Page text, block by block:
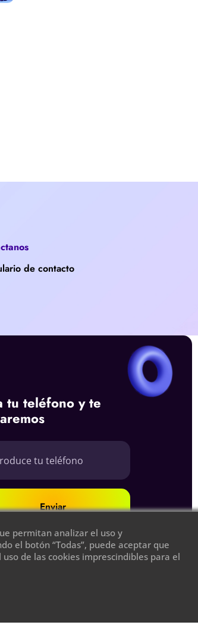
de contacto
tu teléfono y te
Enviar
permitan analizar el uso y
el botón “Todas”, puede aceptar que
de las cookies imprescindibles para el